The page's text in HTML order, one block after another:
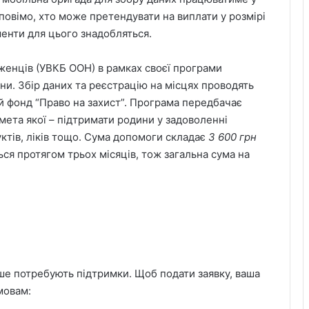
хто може претендувати на виплати у розмірі
для цього знадобляться.
(УВКБ ООН) в рамках своєї програми
Збір даних та реєстрацію на місцях проводять
фонд “Право на захист”. Програма передбачає
якої – підтримати родини у задоволенні
ліків тощо. Сума допомоги складає 3 600 грн
протягом трьох місяців, тож загальна сума на
потребують підтримки. Щоб подати заявку, ваша